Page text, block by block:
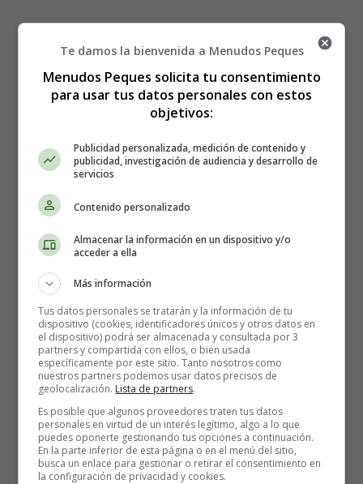
Fichas Didácticas Infantil y Ejercicios Primaria,
Secundaria
Números
Repaso del 3 al 6
Repaso del 3 al 6
Ficha didáctica para imprimir
sobre los números.
Para imprimir la ficha, es mejor guardarla primero en el
ordenador.
Ficha educativa 179 - Aprender los
números: Colorear según números
asignados. Repaso del 3 al 6.
Te damos la bienvenida a Menudos Peques
Menudos Peques solicita tu consentimiento
para usar tus datos personales con estos
objetivos:
Publicidad personalizada, medición de contenido y
publicidad, investigación de audiencia y desarrollo de
servicios
Contenido personalizado
Almacenar la información en un dispositivo y/o
acceder a ella
Más información
Tus datos personales se tratarán y la información de tu
dispositivo (cookies, identificadores únicos y otros datos en
el dispositivo) podrá ser almacenada y consultada por 3
partners y compartida con ellos, o bien usada
específicamente por este sitio. Tanto nosotros como
nuestros partners podemos usar datos precisos de
geolocalización. Lista de partners.
Es posible que algunos proveedores traten tus datos
personales en virtud de un interés legítimo, algo a lo que
puedes oponerte gestionando tus opciones a continuación.
En la parte inferior de esta página o en el menú del sitio,
busca un enlace para gestionar o retirar el consentimiento en
la configuración de privacidad y cookies.